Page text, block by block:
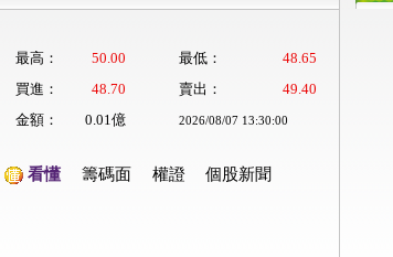
最高： 50.00 最低：
48.65
買進： 48.70 賣出：
49.40
金額： 0.01億 2026/08/07 13:30:00
看懂 籌碼面 權證 個股新聞